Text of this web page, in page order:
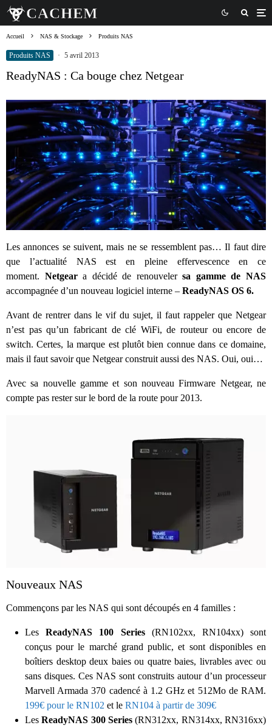
Accueil NAS & Stockage Produits NAS
Produits NAS · 5 avril 2013
ReadyNAS : Ca bouge chez Netgear
Les annonces se suivent, mais ne se ressemblent pas… Il faut dire
que l’actualité NAS est en pleine effervescence en ce
moment. Netgeara décidé de renouvelersa gamme de NAS
accompagnée d’un nouveau logiciel interne – ReadyNAS OS 6.
Avant de rentrer dans le vif du sujet, il faut rappeler que Netgear
n’est pas qu’un fabricant de clé WiFi, de routeur ou encore de
switch. Certes, la marque est plutôt bien connue dans ce domaine,
mais il faut savoir que Netgear construit aussi des NAS. Oui, oui…
Avec sa nouvelle gamme et son nouveau Firmware Netgear, ne
compte pas rester sur le bord de la route pour 2013.
Nouveaux NAS
Commençons par les NAS qui sont découpés en 4 familles :
LesReadyNAS 100 Series(RN102xx, RN104xx) sont
conçus pour le marché grand public, et sont disponibles en
boîtiers desktop deux baies ou quatre baies, livrables avec ou
sans disques. Ces NAS sont construits autour d’un processeur
Marvell Armada 370 cadencé à 1.2 GHz et 512Mo de RAM.
199€ pour le RN102 et le RN104 à partir de 309€
LesReadyNAS 300 Series (RN312xx, RN314xx, RN316xx)